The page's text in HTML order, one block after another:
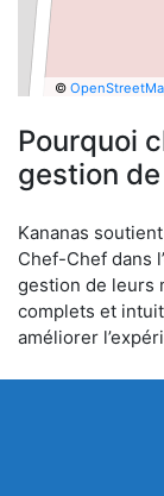
©
Pourquoi
gestion
Kananas
Chef-Chef dans
gestion de leurs
complets et
améliorer